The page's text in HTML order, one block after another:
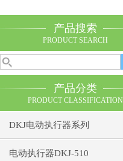
产品搜索
PRODUCT SEARCH
产品分类
PRODUCT CLASSIFICATION
DKJ电动执行器系列
电动执行器DKJ-510